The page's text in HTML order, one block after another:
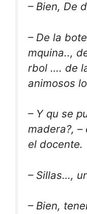
– Bien, De
– De la
mquina..,
rbol …. de
animosos
– Y qu se
madera?,
el docente.
– Sillas…,
– Bien,